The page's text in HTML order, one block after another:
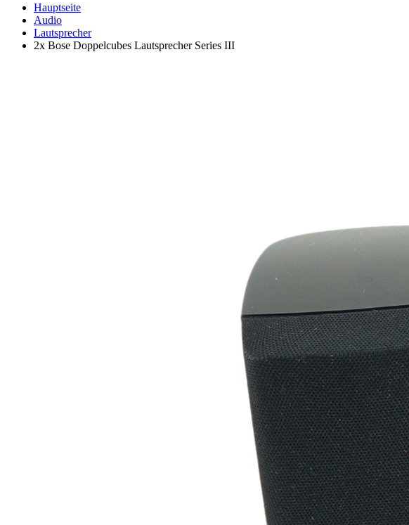
Hauptseite
Audio
Lautsprecher
2x Bose Doppelcubes Lautsprecher Series III